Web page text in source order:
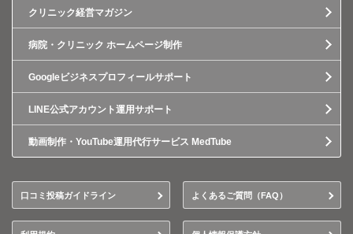
クリニック経営マガジン
病院・クリニック ホームページ制作
Googleビジネスプロフィールサポート
LINE公式アカウント運用サポート
動画制作・YouTube運用代行サービス MedTube
口コミ投稿ガイドライン よくあるご質問（FAQ）